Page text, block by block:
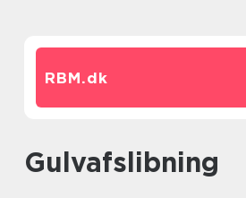
RBM.dk
gulvafslibning